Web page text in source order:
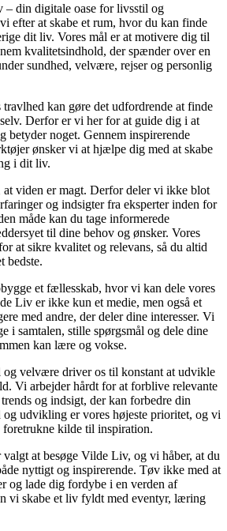
din digitale oase for livsstil og
efter at skabe et rum, hvor du kan finde
dit liv. Vores mål er at motivere dig til
kvalitetsindhold, der spænder over en
sundhed, velvære, rejser og personlig
kan gøre det udfordrende at finde
Derfor er vi her for at guide dig i at
betyder noget. Gennem inspirerende
ønsker vi at hjælpe dig med at skabe
i dit liv.
viden er magt. Derfor deler vi ikke blot
og indsigter fra eksperter inden for
måde kan du tage informerede
til dine behov og ønsker. Vores
at sikre kvalitet og relevans, så du altid
bedste.
et fællesskab, hvor vi kan dele vores
Liv er ikke kun et medie, men også et
med andre, der deler dine interesser. Vi
i samtalen, stille spørgsmål og dele dine
kan lære og vokse.
og velvære driver os til konstant at udvikle
Vi arbejder hårdt for at forblive relevante
og indsigt, der kan forbedre din
udvikling er vores højeste prioritet, og vi
kilde til inspiration.
at besøge Vilde Liv, og vi håber, at du
nyttigt og inspirerende. Tøv ikke med at
og lade dig fordybe i en verden af
vi skabe et liv fyldt med eventyr, læring